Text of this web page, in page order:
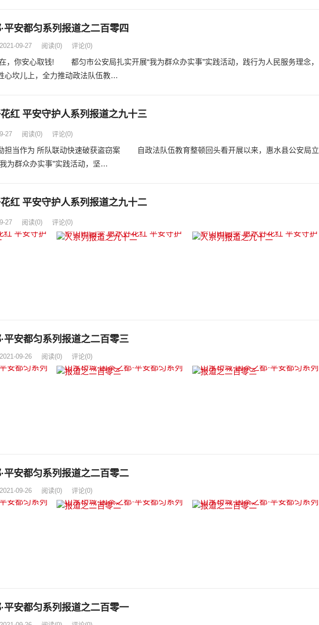
平安都匀系列报道之二百零四
2021-09-27 阅读(0) 评论(0)
，你安心取钱! 都匀市公安局扎实开展“我为群众办实事”实践活动，践行为人民服务理念，
心坎儿上，全力推动政法队伍教…
红 平安守护人系列报道之九十三
27 阅读(0) 评论(0)
担当作为 所队联动快速破获盗窃案 自政法队伍教育整顿回头看开展以来，惠水县公安局立
为群众办实事”实践活动，坚…
红 平安守护人系列报道之九十二
27 阅读(0) 评论(0)
平安都匀系列报道之二百零三
2021-09-26 阅读(0) 评论(0)
平安都匀系列报道之二百零二
2021-09-26 阅读(0) 评论(0)
平安都匀系列报道之二百零一